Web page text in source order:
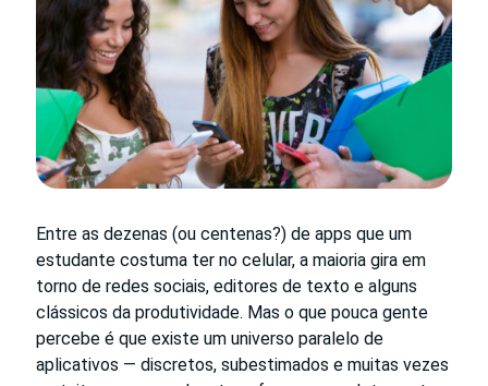
Entre as dezenas (ou centenas?) de apps que um
estudante costuma ter no celular, a maioria gira em
torno de redes sociais, editores de texto e alguns
clássicos da produtividade. Mas o que pouca gente
percebe é que existe um universo paralelo de
aplicativos — discretos, subestimados e muitas vezes